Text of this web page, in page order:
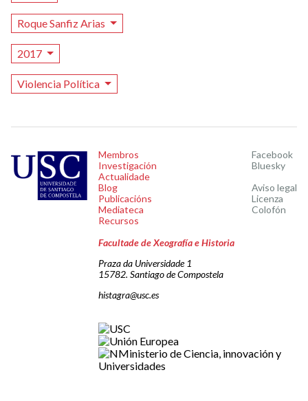
Roque Sanfiz Arias
2017
Violencia Política
Membros
Investigación
Actualidade
Blog
Publicacións
Mediateca
Recursos
Facebook
Bluesky
Aviso legal
Licenza
Colofón
Facultade de Xeografía e Historia
Praza da Universidade 1
15782. Santiago de Compostela
histagra@usc.es